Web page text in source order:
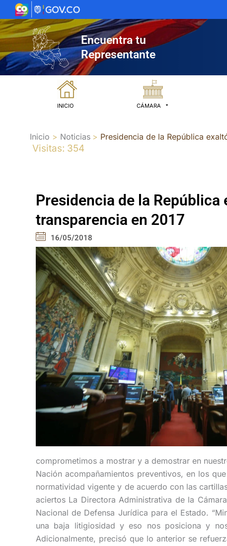
al
contenido
Encuentra tu
Representante
INICIO CÁMARA
Inicio Noticias Presidencia de la República
Visitas: 354
Presidencia de la República
transparencia en 2017
16/05/2018
comprometimos a mostrar y a demostrar en
Nación acompañamientos preventivos, en los
normatividad vigente y de acuerdo con las
aciertos La Directora Administrativa de la
Nacional de Defensa Jurídica para el Estado.
una baja litigiosidad y eso nos posiciona y
Adicionalmente, precisó que lo anterior se